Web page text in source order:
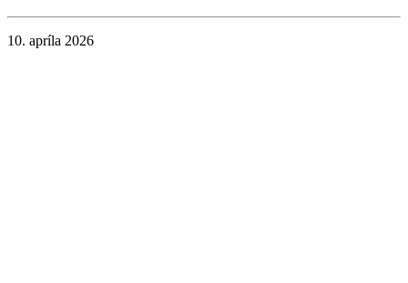
10. apríla 2026